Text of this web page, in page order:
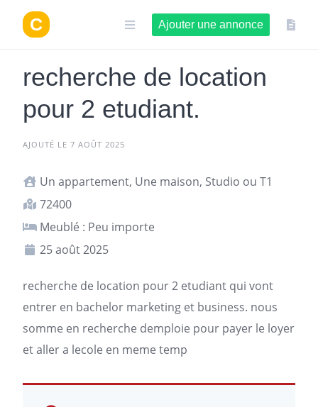
contenu
Ajouter une annonce
recherche de location
pour 2 etudiant.
AJOUTÉ LE 7 AOÛT 2025
Un appartement, Une maison, Studio ou T1
72400
Meublé : Peu importe
25 août 2025
recherche de location pour 2 etudiant qui vont
entrer en bachelor marketing et business. nous
somme en recherche demploie pour payer le loyer
et aller a lecole en meme temp